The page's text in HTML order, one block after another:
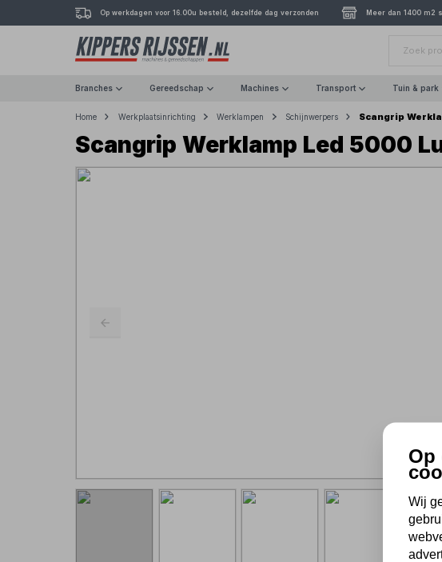
Op werkdagen voor 16.00u besteld, dezelfde dag verzonden Meer dan 1400 m2
Branches Gereedschap Machines Transport Tuin & park
Home Werkplaatsinrichting Werklampen Schijnwerpers Scangrip
Scangrip Werklamp Led 5000
Op
Wij